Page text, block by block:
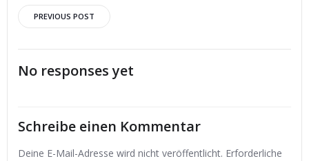
Post
navigation
PREVIOUS POST
No responses yet
Schreibe einen Kommentar
Deine E-Mail-Adresse wird nicht veröffentlicht. Erforderliche